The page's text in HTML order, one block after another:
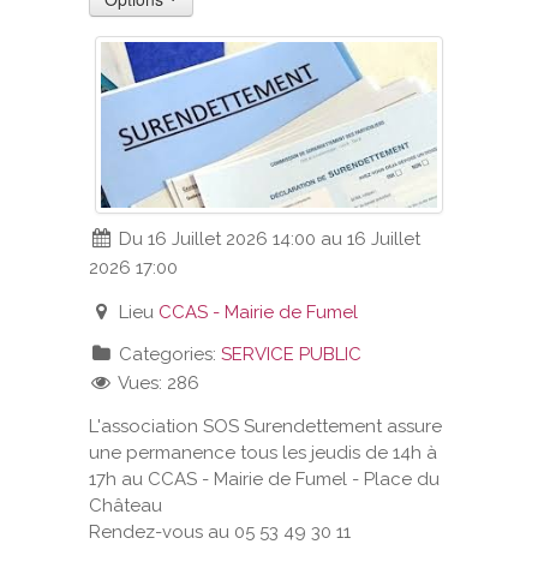
VOS DEMARCHES
VIE SCOLAIRE
SOCIAL
SPORTS ET LOISIRS
CULTURE ET PATRIMOINE
DÉCISIONS & DÉLIBÉRATIONS
RENDEZ-VOUS EN LIGNE
Du 16 Juillet 2026 14:00 au 16 Juillet
2026 17:00
Lieu CCAS - Mairie de Fumel
Categories: SERVICE PUBLIC
Vues: 286
L'association SOS Surendettement assure
une permanence tous les jeudis de 14h à
17h au CCAS - Mairie de Fumel - Place du
Château
Rendez-vous au 05 53 49 30 11